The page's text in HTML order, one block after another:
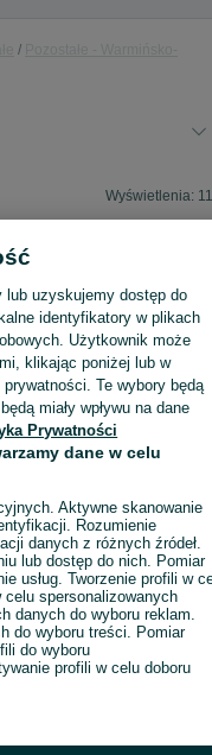
Wyświetlenia:
skontaktować się z
Kup
lub uzyskujemy dostęp do
identyfikatory w plikach
Użytkownik może
klikając poniżej lub w
Te wybory będą
miały wpływu na dane
Prywatności
dane w celu
Aktywne skanowanie
Rozumienie
danych z różnych źródeł.
lub dostęp do nich. Pomiar
usług. Tworzenie profili w
spersonalizowanych
danych do wyboru reklam.
do wyboru treści. Pomiar
do wyboru
profili w celu doboru